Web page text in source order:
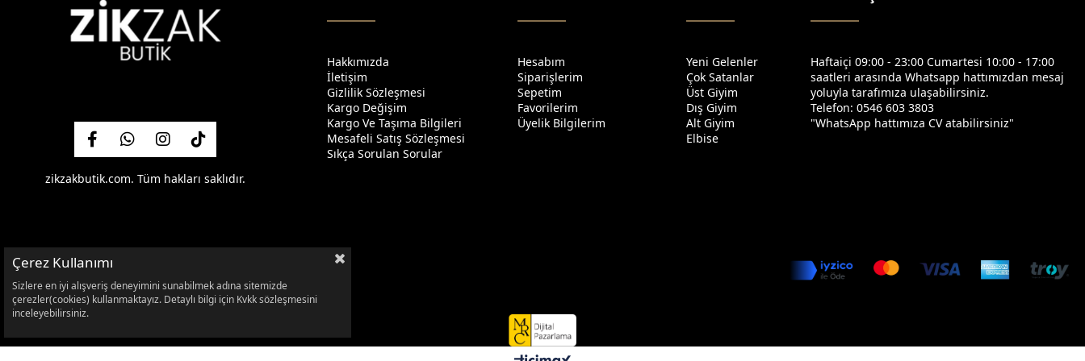
zikzakbutik.com. Tüm hakları saklıdır.
Hakkımızda
İletişim
Gizlilik Sözleşmesi
Kargo Değişim
Kargo Ve Taşıma Bilgileri
Mesafeli Satış Sözleşmesi
Sıkça Sorulan Sorular
Hesabım
Siparişlerim
Sepetim
Favorilerim
Üyelik Bilgilerim
Yeni Gelenler
Çok Satanlar
Üst Giyim
Dış Giyim
Alt Giyim
Elbise
Haftaiçi 09:00 - 23:00 Cumartesi 10:00 - 17:00
saatleri arasında Whatsapp hattımızdan mesaj
yoluyla tarafımıza ulaşabilirsiniz.
Telefon: 0546 603 3803
"WhatsApp hattımıza CV atabilirsiniz"
Çerez Kullanımı
Sizlere en iyi alışveriş deneyimini sunabilmek adına sitemizde
çerezler(cookies) kullanmaktayız. Detaylı bilgi için Kvkk sözleşmesini
inceleyebilirsiniz.